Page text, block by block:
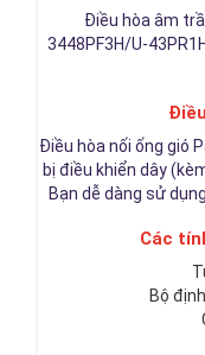
Điều hòa âm
3448PF3H/U-
Điều hòa nối ống gió
bị điều khiển dây
Bạn dễ dàng sử
Các
Bộ